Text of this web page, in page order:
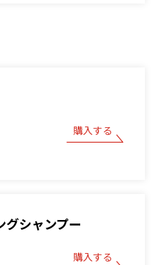
購入する
シャンプー
購入する